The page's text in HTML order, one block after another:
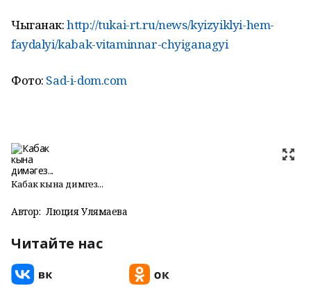
Чыганак:http://tukai-rt.ru/news/kyizyiklyi-hem-
faydalyi/kabak-vitaminnar-chyiganagyi
Фото: Sad-i-dom.com
Кабак кына димәгез...
Автор: Люция Улямаева
Читайте нас